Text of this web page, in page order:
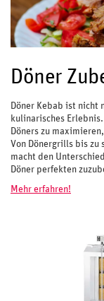
Döner
Döner Kebab ist nicht
kulinarisches
Döners zu
Von Dönergrills bis zu
macht den
Döner perfekten
Mehr erfahren!